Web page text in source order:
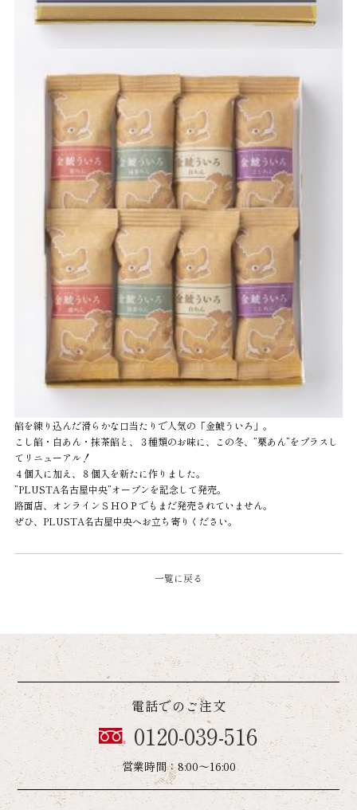
餡を練り込んだ滑らかな口当たりで人気の「金鯱ういろ」。
こし餡・白あん・抹茶餡と、３種類のお味に、この冬、”栗あん”をプラスし
てリニューアル！
４個入に加え、８個入を新たに作りました。
”PLUSTA名古屋中央”オープンを記念して発売。
路面店、オンラインＳＨＯＰでもまだ発売されていません。
ぜひ、PLUSTA名古屋中央へお立ち寄りください。
一覧に戻る
電話でのご注文
0120-039-516
営業時間：8:00～16:00